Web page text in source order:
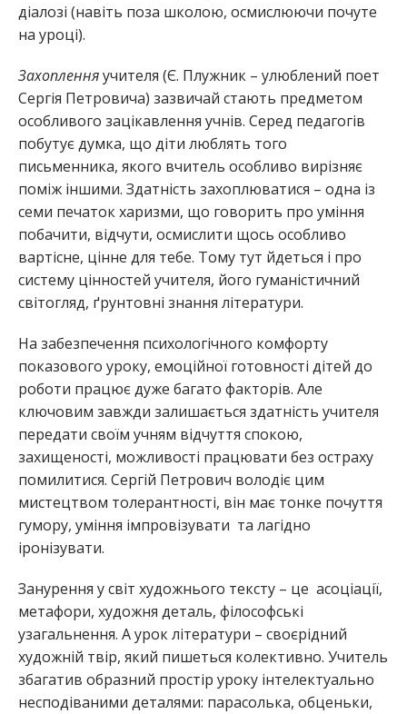
діалозі (навіть поза школою, осмислюючи почуте
на уроці).
Захопленняучителя (Є. Плужник – улюблений поет
Сергія Петровича) зазвичай стають предметом
особливого зацікавлення учнів. Серед педагогів
побутує думка, що діти люблять того
письменника, якого вчитель особливо вирізняє
поміж іншими. Здатність захоплюватися – одна із
семи печаток харизми, що говорить про уміння
побачити, відчути, осмислити щось особливо
вартісне, цінне для тебе. Тому тут йдеться і про
систему цінностей учителя, його гуманістичний
світогляд, ґрунтовні знання літератури.
На забезпечення психологічного комфорту
показового уроку, емоційної готовності дітей до
роботи працює дуже багато факторів. Але
ключовим завжди залишається здатність учителя
передати своїм учням відчуття спокою,
захищеності, можливості працювати без остраху
помилитися. Сергій Петрович володіє цим
мистецтвом толерантності, він має тонке почуття
гумору, уміння імпровізувати та лагідно
іронізувати.
Занурення у світ художнього тексту – це асоціації,
метафори, художня деталь, філософські
узагальнення. А урок літератури – своєрідний
художній твір, який пишеться колективно. Учитель
збагатив образний простір уроку інтелектуально
несподіваними деталями: парасолька, обценьки,